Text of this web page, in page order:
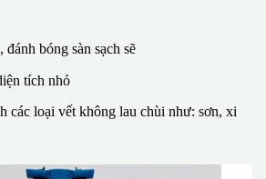
bóng sàn sạch sẽ
tích nhỏ
các loại vết không lau chùi như: sơn, xi